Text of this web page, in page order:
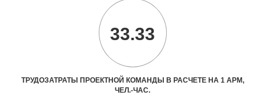
33.33
ТРУДОЗАТРАТЫ ПРОЕКТНОЙ КОМАНДЫ В РАСЧЕТЕ НА 1 АРМ,
ЧЕЛ.-ЧАС.